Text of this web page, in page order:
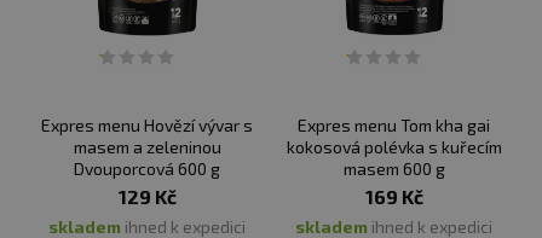
Expres menu Hovězí vývar s
masem a zeleninou
Dvouporcová 600 g
129 Kč
skladem ihned k expedici
Expres menu Tom kha gai
kokosová polévka s kuřecím
masem 600 g
169 Kč
skladem ihned k expedici